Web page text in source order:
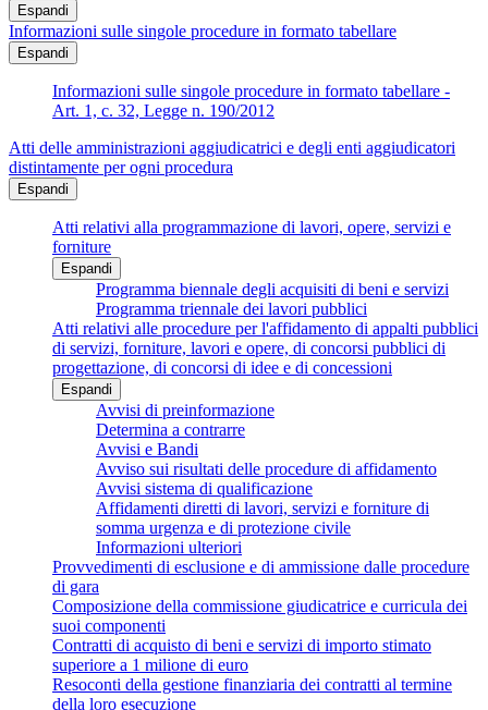
Espandi
Informazioni sulle singole procedure in formato tabellare
Espandi
Informazioni sulle singole procedure in formato tabellare -
Art. 1, c. 32, Legge n. 190/2012
Atti delle amministrazioni aggiudicatrici e degli enti aggiudicatori
distintamente per ogni procedura
Espandi
Atti relativi alla programmazione di lavori, opere, servizi e
forniture
Espandi
Programma biennale degli acquisiti di beni e servizi
Programma triennale dei lavori pubblici
Atti relativi alle procedure per l'affidamento di appalti pubblici
di servizi, forniture, lavori e opere, di concorsi pubblici di
progettazione, di concorsi di idee e di concessioni
Espandi
Avvisi di preinformazione
Determina a contrarre
Avvisi e Bandi
Avviso sui risultati delle procedure di affidamento
Avvisi sistema di qualificazione
Affidamenti diretti di lavori, servizi e forniture di
somma urgenza e di protezione civile
Informazioni ulteriori
Provvedimenti di esclusione e di ammissione dalle procedure
di gara
Composizione della commissione giudicatrice e curricula dei
suoi componenti
Contratti di acquisto di beni e servizi di importo stimato
superiore a 1 milione di euro
Resoconti della gestione finanziaria dei contratti al termine
della loro esecuzione